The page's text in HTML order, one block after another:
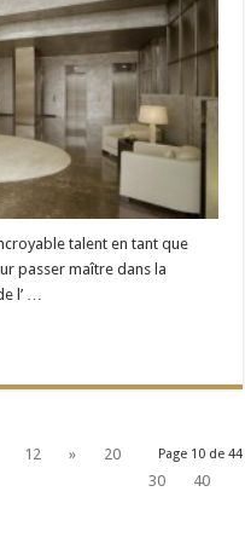
Armani
réinvente
en
talent en tant que
passer maître dans la
l’ …
Page 10 de 44
12 »
20
30
40